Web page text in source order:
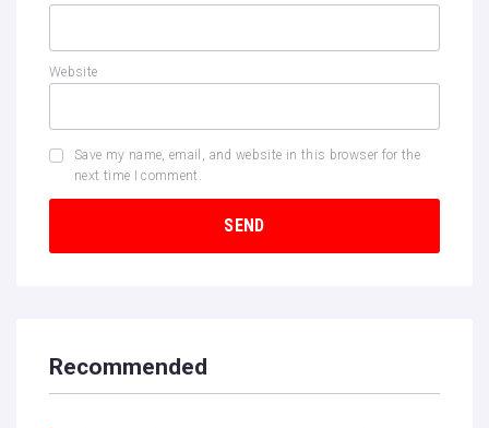
Website
Save my name, email, and website in this browser for the
next time I comment.
Recommended